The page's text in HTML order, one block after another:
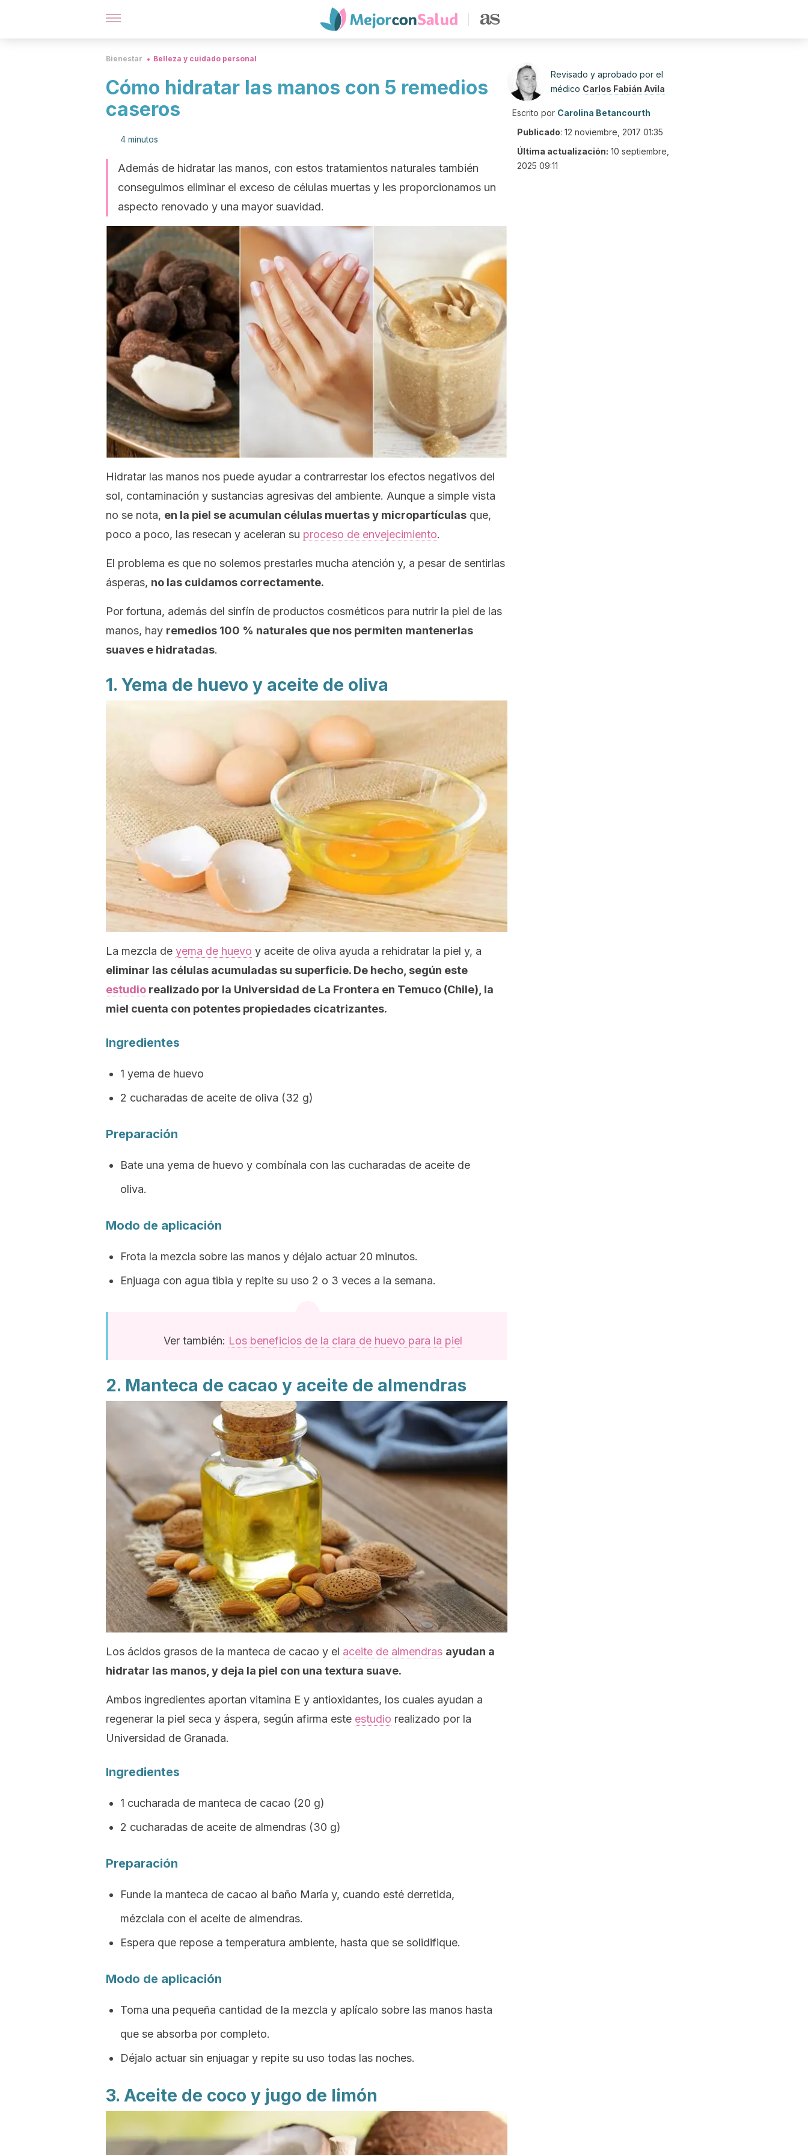
Bienestar Belleza y cuidado personal
Cómo hidratar las manos con 5 remedios
caseros
4 minutos
Además de hidratar las manos, con estos tratamientos naturales también
conseguimos eliminar el exceso de células muertas y les proporcionamos un
aspecto renovado y una mayor suavidad.
Hidratar las manos nos puede ayudar a contrarrestar los efectos negativos del
sol, contaminación y sustancias agresivas del ambiente. Aunque a simple vista
no se nota, en la piel se acumulan células muertas y micropartículas que,
poco a poco, las resecan y aceleran su proceso de envejecimiento.
El problema es que no solemos prestarles mucha atención y, a pesar de sentirlas
ásperas, no las cuidamos correctamente.
Por fortuna, además del sinfín de productos cosméticos para nutrir la piel de las
manos, hay remedios 100 % naturales que nos permiten mantenerlas
suaves e hidratadas.
1. Yema de huevo y aceite de oliva
La mezcla de yema de huevo y aceite de oliva ayuda a rehidratar la piel y, a
eliminar las células acumuladas su superficie. De hecho, según este
estudio realizado por la Universidad de La Frontera en Temuco (Chile), la
miel cuenta con potentes propiedades cicatrizantes.
Ingredientes
1 yema de huevo
2 cucharadas de aceite de oliva (32 g)
Preparación
Bate una yema de huevo y combínala con las cucharadas de aceite de
oliva.
Modo de aplicación
Frota la mezcla sobre las manos y déjalo actuar 20 minutos.
Enjuaga con agua tibia y repite su uso 2 o 3 veces a la semana.
Ver también: Los beneficios de la clara de huevo para la piel
2. Manteca de cacao y aceite de almendras
Los ácidos grasos de la manteca de cacao y el aceite de almendras ayudan a
hidratar las manos, y deja la piel con una textura suave.
Ambos ingredientes aportan vitamina E y antioxidantes, los cuales ayudan a
regenerar la piel seca y áspera, según afirma este estudio realizado por la
Universidad de Granada.
Ingredientes
1 cucharada de manteca de cacao (20 g)
2 cucharadas de aceite de almendras (30 g)
Preparación
Funde la manteca de cacao al baño María y, cuando esté derretida,
mézclala con el aceite de almendras.
Espera que repose a temperatura ambiente, hasta que se solidifique.
Modo de aplicación
Toma una pequeña cantidad de la mezcla y aplícalo sobre las manos hasta
que se absorba por completo.
Déjalo actuar sin enjuagar y repite su uso todas las noches.
3. Aceite de coco y jugo de limón
Revisado y aprobado por el
médico Carlos Fabián Avila
Escrito por Carolina Betancourth
Publicado: 12 noviembre, 2017 01:35
Última actualización: 10 septiembre,
2025 09:11